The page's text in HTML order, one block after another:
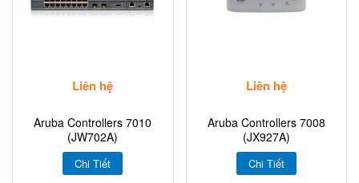
Liên hệ
Aruba Controllers 7010
(JW702A)
Chi Tiết
Liên hệ
Aruba Controllers 7008
(JX927A)
Chi Tiết